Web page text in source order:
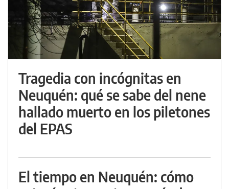
Tragedia con incógnitas en
Neuquén: qué se sabe del nene
hallado muerto en los piletones
del EPAS
El tiempo en Neuquén: cómo